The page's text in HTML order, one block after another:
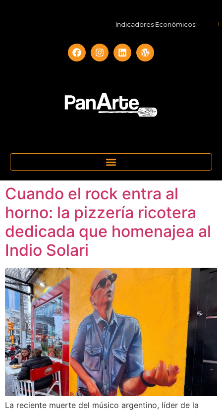
Indicadores Económicos:
Cuando el rock entra al
horno: la pizzería ricotera
dedicada que homenajea al
Indio Solari
La reciente muerte del músico argentino, líder de la